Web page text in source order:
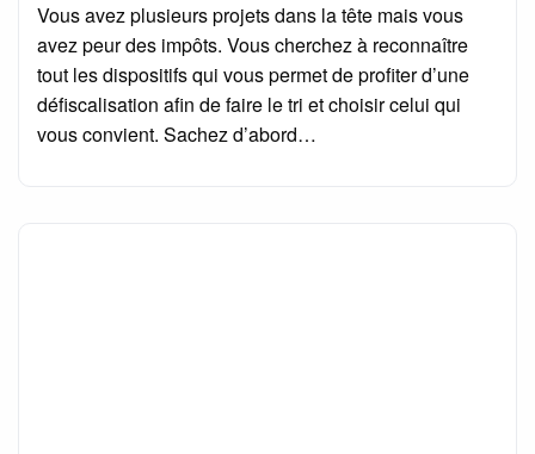
Vous avez plusieurs projets dans la tête mais vous
avez peur des impôts. Vous cherchez à reconnaître
tout les dispositifs qui vous permet de profiter d’une
défiscalisation afin de faire le tri et choisir celui qui
vous convient. Sachez d’abord…